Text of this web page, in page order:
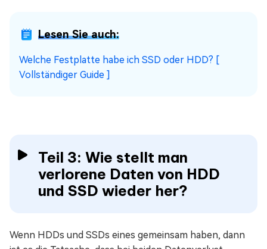
Lesen Sie auch:
Welche Festplatte habe ich SSD oder HDD? [
Vollständiger Guide ]
Teil 3: Wie stellt man
verlorene Daten von HDD
und SSD wieder her?
Wenn HDDs und SSDs eines gemeinsam haben, dann